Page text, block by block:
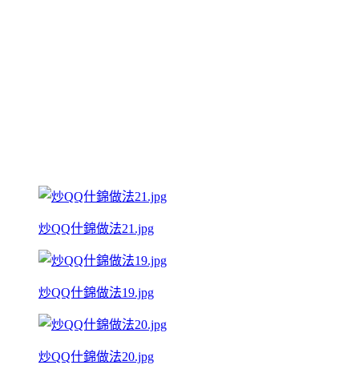
炒QQ什錦做法21.jpg
炒QQ什錦做法19.jpg
炒QQ什錦做法20.jpg